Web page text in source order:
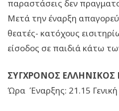
παραστάσεις δεν
Μετά την έναρξη
θεατές- κατόχους
είσοδος σε παιδιά κάτω
ΣΥΓΧΡΟΝΟΣ
Ώρα Έναρξης: 21.15 Γενική